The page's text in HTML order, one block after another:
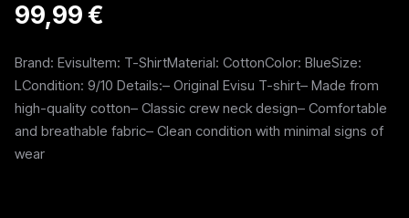
99,99 €
Brand: EvisuItem: T-ShirtMaterial: CottonColor: BlueSize:
LCondition: 9/10 Details:– Original Evisu T-shirt– Made from
high-quality cotton– Classic crew neck design– Comfortable
and breathable fabric– Clean condition with minimal signs of
wear